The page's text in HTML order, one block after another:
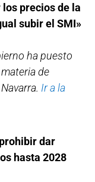
precios de la
subir el SMI»
ha puesto
de
Ir a la
dar
hasta 2028